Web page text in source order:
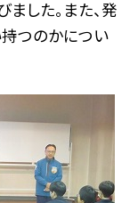
した。また、発
つのかについ